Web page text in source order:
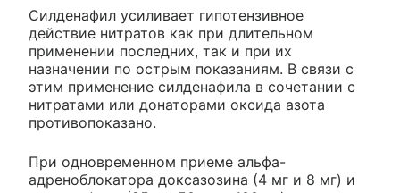
Силденафил усиливает гипотензивное
действие нитратов как при длительном
применении последних, так и при их
назначении по острым показаниям. В связи с
этим применение силденафила в сочетании с
нитратами или донаторами оксида азота
противопоказано.
При одновременном приеме альфа-
адреноблокатора доксазозина (4 мг и 8 мг) и